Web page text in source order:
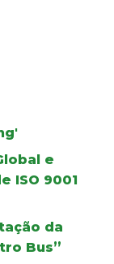
e
ISO 9001
da
Bus”